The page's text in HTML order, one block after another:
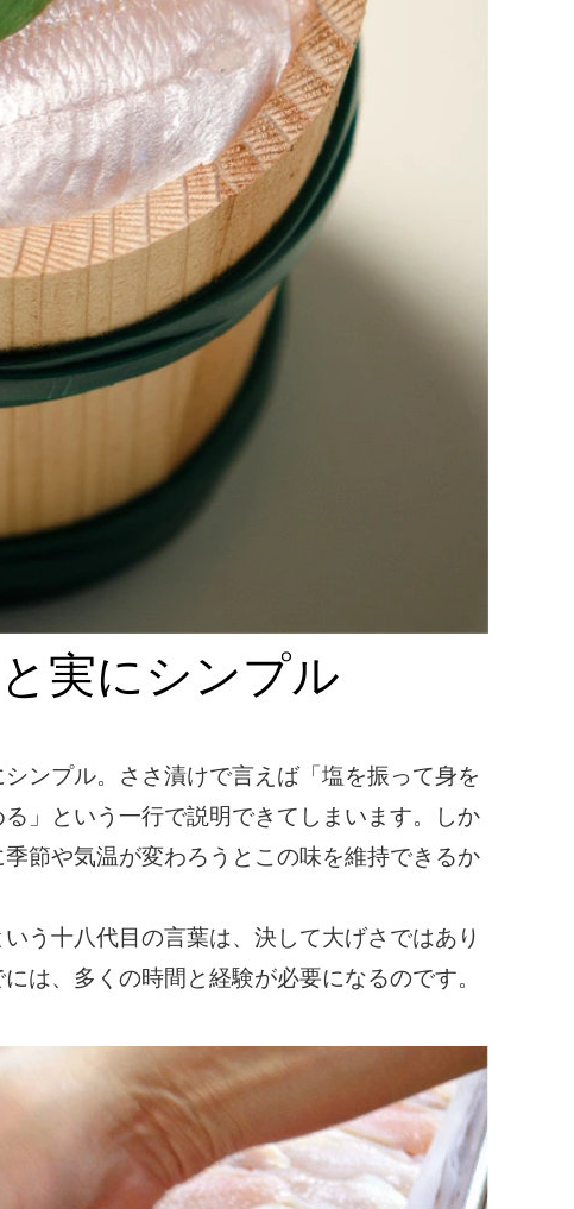
実にシンプル
ンプル。ささ漬けで言えば「塩を振って身を
」という一行で説明できてしまいます。しか
節や気温が変わろうとこの味を維持できるか
う十八代目の言葉は、決して大げさではあり
は、多くの時間と経験が必要になるのです。